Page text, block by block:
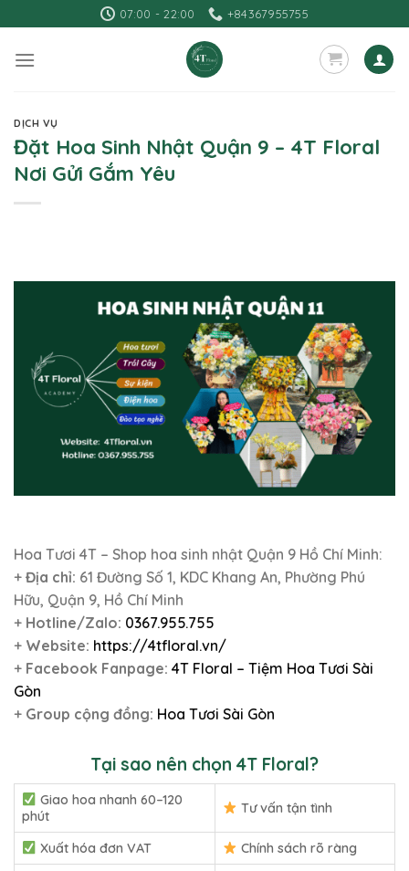
to
content
07:00 - 22:00 +84367955755
DỊCH VỤ
Đặt Hoa Sinh Nhật Quận 9 – 4T Floral
Nơi Gửi Gắm Yêu
Hoa Tươi 4T – Shop hoa sinh nhật Quận 9 Hồ Chí Minh:
+ Địa chỉ: 61 Đường Số 1, KDC Khang An, Phường Phú
Hữu, Quận 9, Hồ Chí Minh
+ Hotline/Zalo: 0367.955.755
+ Website: https://4tfloral.vn/
+ Facebook Fanpage: 4T Floral – Tiệm Hoa Tươi Sài
Gòn
+ Group cộng đồng: Hoa Tươi Sài Gòn
Tại sao nên chọn 4T Floral?
Giao hoa nhanh 60–120
phút
Tư vấn tận tình
Xuất hóa đơn VAT
Chính sách rõ ràng